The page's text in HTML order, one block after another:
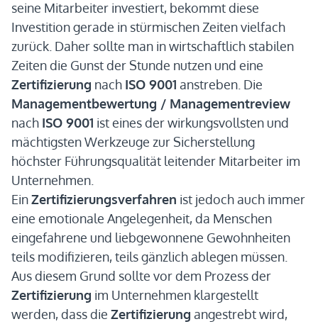
seine Mitarbeiter investiert, bekommt diese
Investition gerade in stürmischen Zeiten vielfach
zurück. Daher sollte man in wirtschaftlich stabilen
Zeiten die Gunst der Stunde nutzen und eine
Zertifizierung nach ISO 9001 anstreben. Die
Managementbewertung / Managementreview
nach ISO 9001 ist eines der wirkungsvollsten und
mächtigsten Werkzeuge zur Sicherstellung
höchster Führungsqualität leitender Mitarbeiter im
Unternehmen.
EinZertifizierungsverfahren ist jedoch auch immer
eine emotionale Angelegenheit, da Menschen
eingefahrene und liebgewonnene Gewohnheiten
teils modifizieren, teils gänzlich ablegen müssen.
Aus diesem Grund sollte vor dem Prozess der
Zertifizierung im Unternehmen klargestellt
werden, dass die Zertifizierung angestrebt wird,